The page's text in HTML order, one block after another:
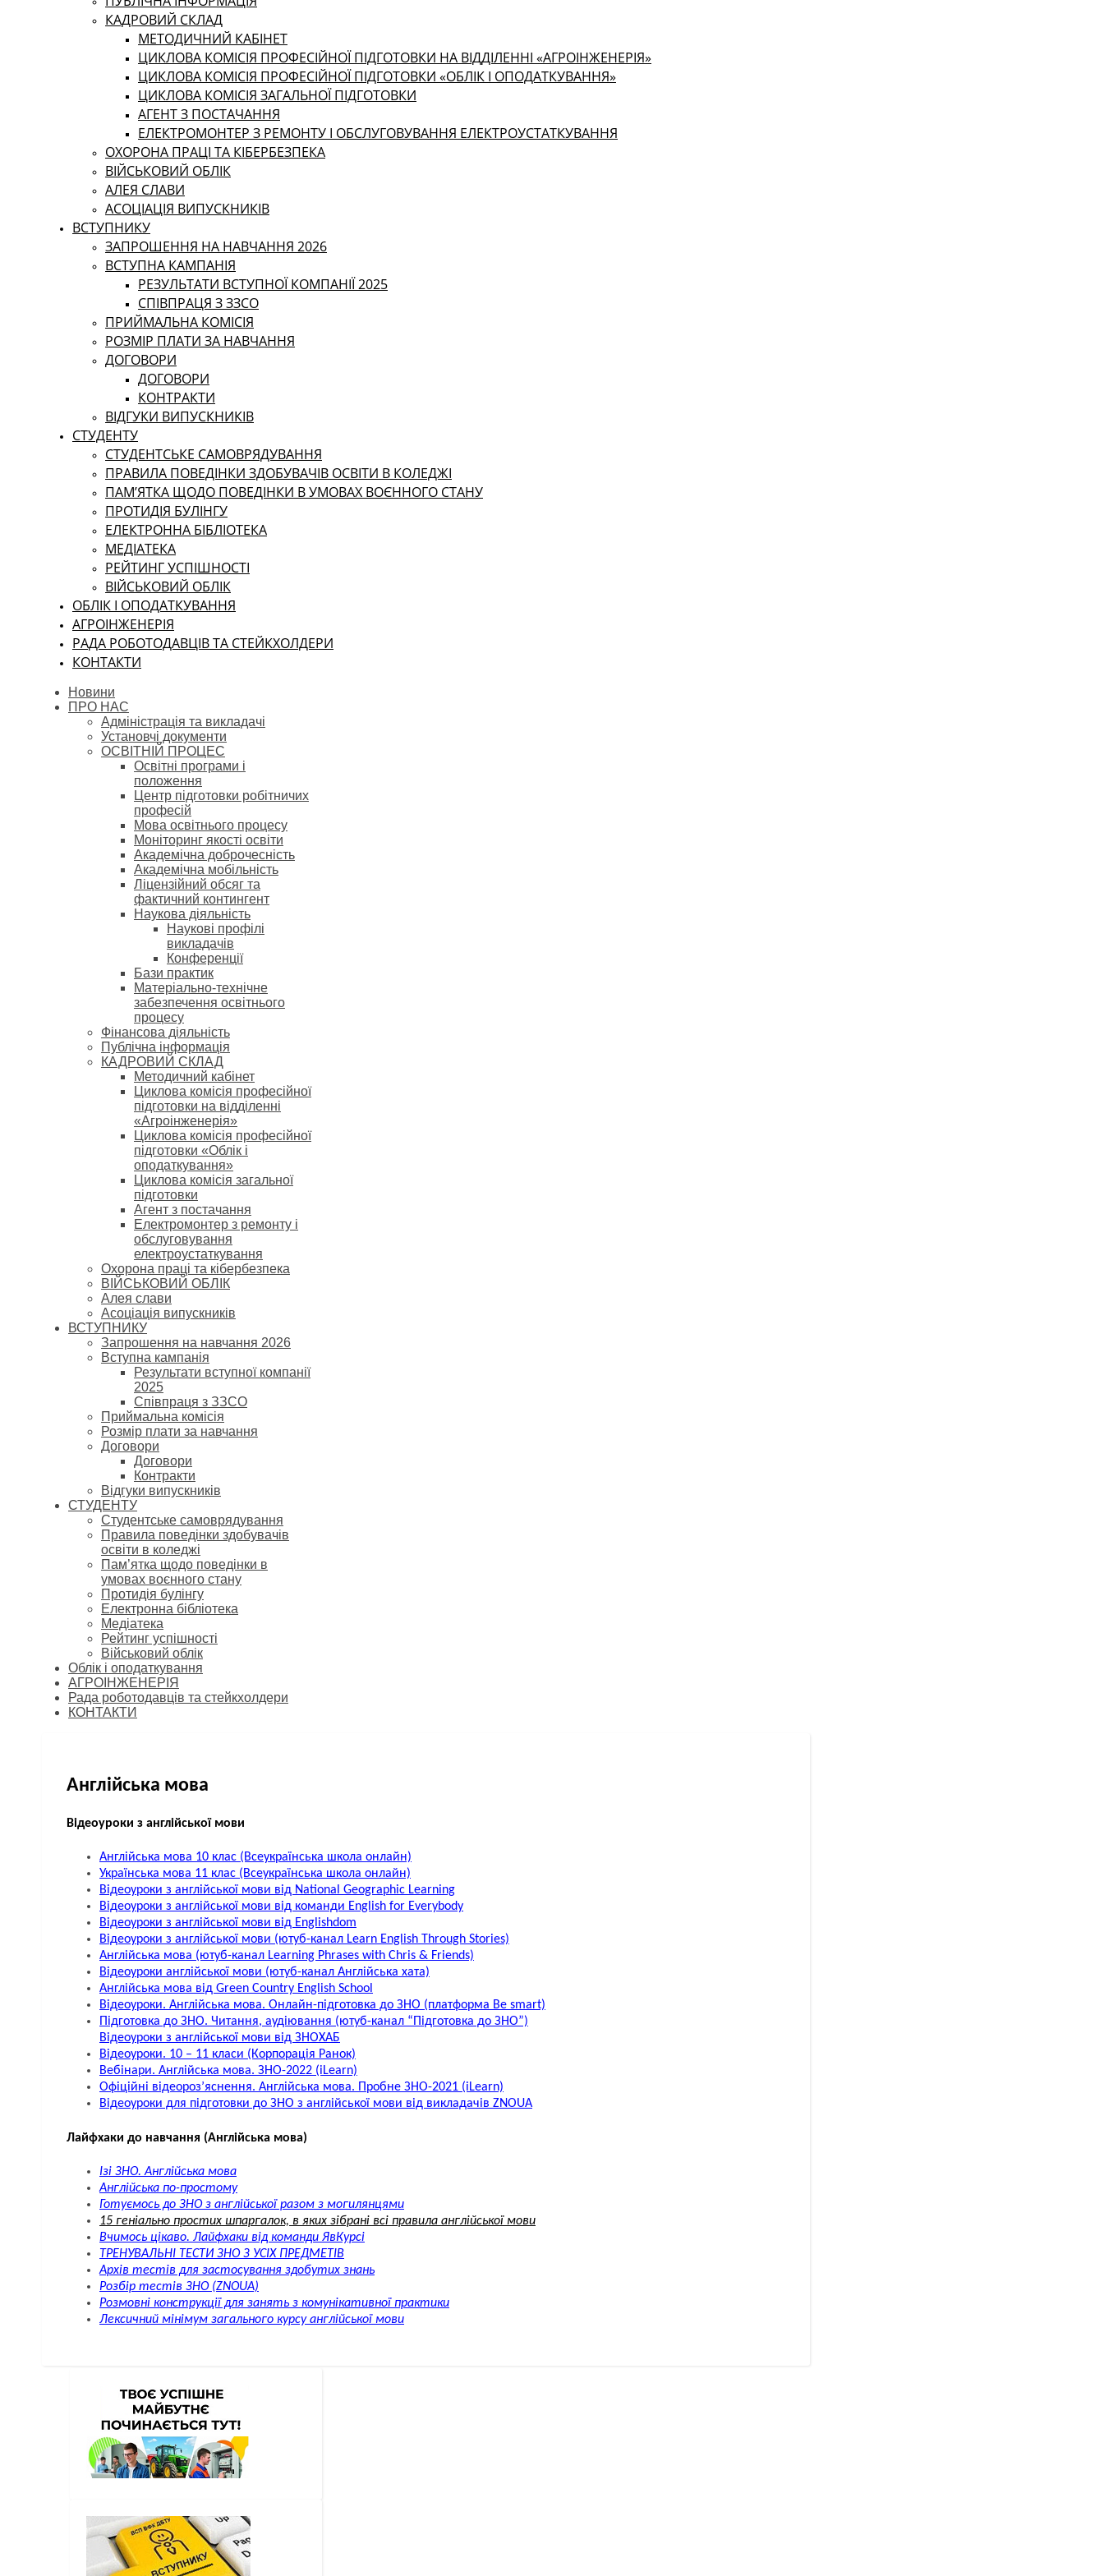
КАДРОВИЙ СКЛАД
МЕТОДИЧНИЙ КАБІНЕТ
ЦИКЛОВА КОМІСІЯ ПРОФЕСІЙНОЇ ПІДГОТОВКИ НА ВІДДІЛЕННІ «АГРОІНЖЕНЕРІЯ»
ЦИКЛОВА КОМІСІЯ ПРОФЕСІЙНОЇ ПІДГОТОВКИ «ОБЛІК І ОПОДАТКУВАННЯ»
ЦИКЛОВА КОМІСІЯ ЗАГАЛЬНОЇ ПІДГОТОВКИ
АГЕНТ З ПОСТАЧАННЯ
ЕЛЕКТРОМОНТЕР З РЕМОНТУ І ОБСЛУГОВУВАННЯ ЕЛЕКТРОУСТАТКУВАННЯ
ОХОРОНА ПРАЦІ ТА КІБЕРБЕЗПЕКА
ВІЙСЬКОВИЙ ОБЛІК
АЛЕЯ СЛАВИ
АСОЦІАЦІЯ ВИПУСКНИКІВ
ВСТУПНИКУ
ЗАПРОШЕННЯ НА НАВЧАННЯ 2026
ВСТУПНА КАМПАНІЯ
РЕЗУЛЬТАТИ ВСТУПНОЇ КОМПАНІЇ 2025
СПІВПРАЦЯ З ЗЗСО
ПРИЙМАЛЬНА КОМІСІЯ
РОЗМІР ПЛАТИ ЗА НАВЧАННЯ
ДОГОВОРИ
ДОГОВОРИ
КОНТРАКТИ
ВІДГУКИ ВИПУСКНИКІВ
СТУДЕНТУ
CТУДЕНТСЬКЕ САМОВРЯДУВАННЯ
ПРАВИЛА ПОВЕДІНКИ ЗДОБУВАЧІВ ОСВІТИ В КОЛЕДЖІ
ПАМ’ЯТКА ЩОДО ПОВЕДІНКИ В УМОВАХ ВОЄННОГО СТАНУ
ПРОТИДІЯ БУЛІНГУ
ЕЛЕКТРОННА БІБЛІОТЕКА
МЕДІАТЕКА
РЕЙТИНГ УСПІШНОСТІ
ВІЙСЬКОВИЙ ОБЛІК
ОБЛІК І ОПОДАТКУВАННЯ
АГРОІНЖЕНЕРІЯ
РАДА РОБОТОДАВЦІВ ТА СТЕЙКХОЛДЕРИ
КОНТАКТИ
Новини
ПРО НАС
Адміністрація та викладачі
Установчі документи
ОСВІТНІЙ ПРОЦЕС
Освітні програми і
положення
Центр підготовки робітничих
професій
Мова освітнього процесу
Моніторинг якості освіти
Академічна доброчесність
Академічна мобільність
Ліцензійний обсяг та
фактичний контингент
Наукова діяльність
Наукові профілі
викладачів
Конференції
Бази практик
Матеріально-технічне
забезпечення освітнього
процесу
Фінансова діяльність
Публічна інформація
КАДРОВИЙ СКЛАД
Методичний кабінет
Циклова комісія професійної
підготовки на відділенні
«Агроінженерія»
Циклова комісія професійної
підготовки «Облік і
оподаткування»
Циклова комісія загальної
підготовки
Агент з постачання
Електромонтер з ремонту і
обслуговування
електроустаткування
Охорона праці та кібербезпека
ВІЙСЬКОВИЙ ОБЛІК
Алея слави
Асоціація випускників
ВСТУПНИКУ
Запрошення на навчання 2026
Вступна кампанія
Результати вступної компанії
2025
Співпраця з ЗЗСО
Приймальна комісія
Розмір плати за навчання
Договори
Договори
Контракти
Відгуки випускників
СТУДЕНТУ
Cтудентське самоврядування
Правила поведінки здобувачів
освіти в коледжі
Пам’ятка щодо поведінки в
умовах воєнного стану
Протидія булінгу
Електронна бібліотека
Медіатека
Рейтинг успішності
Військовий облік
Облік і оподаткування
АГРОІНЖЕНЕРІЯ
Рада роботодавців та стейкхолдери
КОНТАКТИ
Англійська мова
Відеоуроки з англійської мови
Англійська мова 10 клас (Всеукраїнська школа онлайн)
Українська мова 11 клас (Всеукраїнська школа онлайн)
Відеоуроки з англійської мови від National Geographic Learning
Відеоуроки з англійської мови від команди English for Everybody
Відеоуроки з англійської мови від Englishdom
Відеоуроки з англійської мови (ютуб-канал Learn English Through Stories)
Англійська мова (ютуб-канал Learning Phrases with Chris & Friends)
Відеоуроки англійської мови (ютуб-канал Англійська хата)
Англійська мова від Green Country English School
Відеоуроки. Англійська мова. Онлайн-підготовка до ЗНО (платформа Be smart)
Підготовка до ЗНО. Читання, аудіювання (ютуб-канал “Підготовка до ЗНО”)
Відеоуроки з англійської мови від ЗНОХАБ
Відеоуроки. 10 – 11 класи (Корпорація Ранок)
Вебінари. Англійська мова. ЗНО-2022 (iLearn)
Офіційні відеороз’яснення. Англійська мова. Пробне ЗНО-2021 (iLearn)
Відеоуроки для підготовки до ЗНО з англійської мови від викладачів ZNOUA
Лайфхаки до навчання (Англійська мова)
Ізі ЗНО. Англійська мова
Англійська по-простому
Готуємось до ЗНО з англійської разом з могилянцями
15 геніально простих шпаргалок, в яких зібрані всі правила англійської мови
Вчимось цікаво. Лайфхаки від команди ЯвКурсі
ТРЕНУВАЛЬНІ ТЕСТИ ЗНО З УСІХ ПРЕДМЕТІВ
Архів тестів для застосування здобутих знань
Розбір тестів ЗНО (ZNOUA)
Розмовні конструкції для занять з комунікативної практики
Лексичний мінімум загального курсу англійської мови